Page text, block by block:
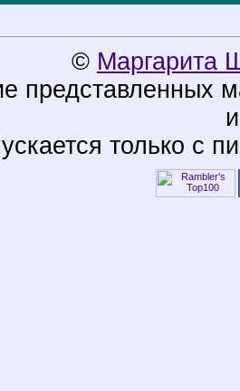
© Маргарита
представленных
только с